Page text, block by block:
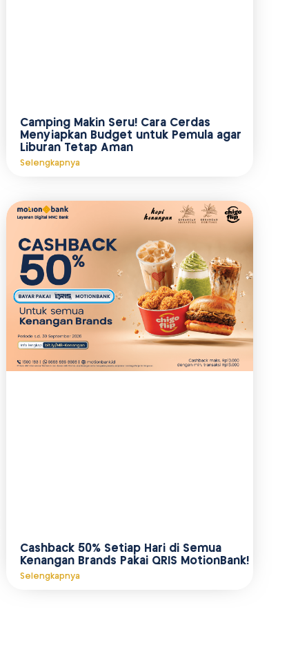
Camping Makin Seru! Cara Cerdas
Menyiapkan Budget untuk Pemula agar
Liburan Tetap Aman
Selengkapnya
Cashback 50% Setiap Hari di Semua
Kenangan Brands Pakai QRIS MotionBank!
Selengkapnya